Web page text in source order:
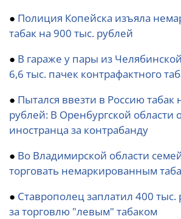
● Полиция Копейска изъяла
табак на 900 тыс. рублей
● В гараже у пары из
6,6 тыс. пачек контрафактного
● Пытался ввезти в Россию табак
рублей: В Оренбургской области
иностранца за контрабанду
● Во Владимирской области
торговать немаркированным
● Ставрополец заплатил 400
за торговлю "левым" табаком